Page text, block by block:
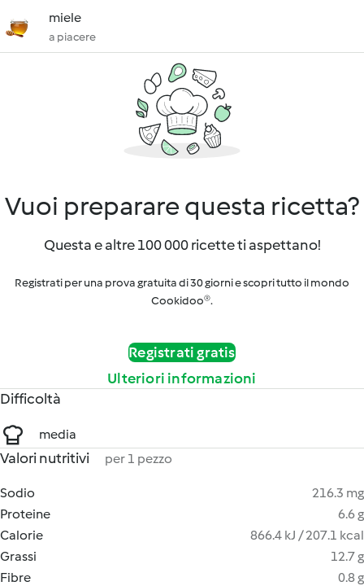
miele
a piacere
Vuoi preparare questa ricetta?
Questa e altre 100 000 ricette ti aspettano!
Registrati per una prova gratuita di 30 giorni e scopri tutto il mondo
Cookidoo®.
Registrati gratis
Ulteriori informazioni
Difficoltà
media
Valori nutritivi per 1 pezzo
Sodio
216.3 mg
Proteine
6.6 g
Calorie
866.4 kJ / 207.1 kcal
Grassi
12.7 g
Fibre
0.8 g